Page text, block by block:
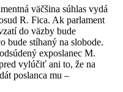
väčšina súhlas vydá
R. Fica. Ak parlament
do väzby bude
bude stíhaný na slobode.
exposlanec M.
vylúčiť ani to, že na
poslanca mu –